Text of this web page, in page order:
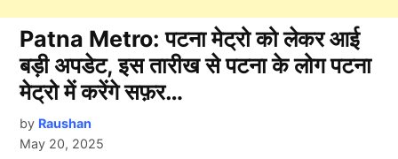
Patna Metro: पटना मेट्रो को लेकर आई
बड़ी अपडेट, इस तारीख से पटना के लोग पटना
मेट्रो में करेंगे सफ़र…
by Raushan
May 20, 2025